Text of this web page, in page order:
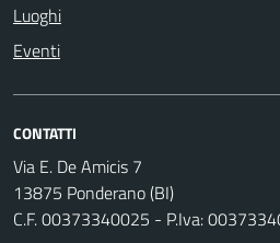
Luoghi
Eventi
CONTATTI
Via E. De Amicis 7
13875 Ponderano (BI)
C.F. 00373340025 - P.Iva: